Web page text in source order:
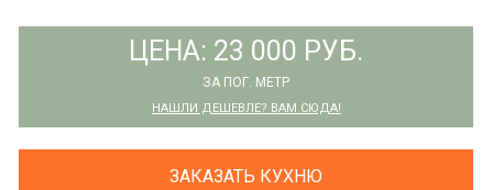
ЦЕНА: 23 000 РУБ.
ЗА ПОГ. МЕТР
НАШЛИ ДЕШЕВЛЕ? ВАМ СЮДА!
ЗАКАЗАТЬ КУХНЮ